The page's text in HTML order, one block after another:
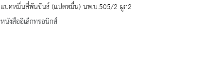
แปดหมื่นสี่พันขันธ์ (แปดหมื่น) นพ.บ.505/2 ผูก2
หนังสืออิเล็กทรอนิกส์